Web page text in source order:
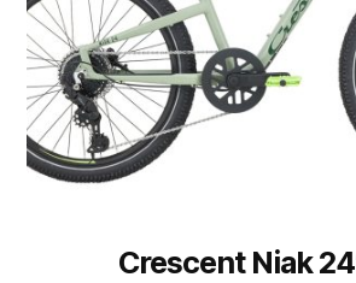
Crescent Niak